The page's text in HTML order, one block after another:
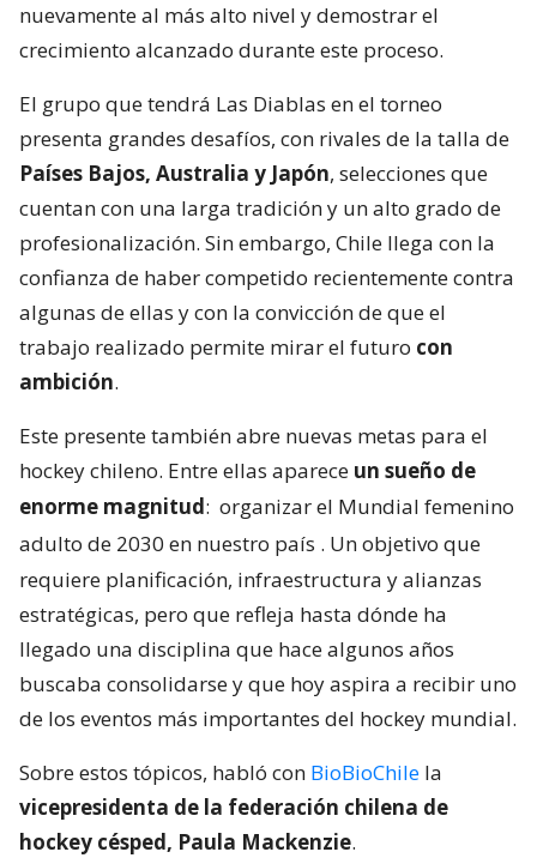
nuevamente al más alto nivel y demostrar el
crecimiento alcanzado durante este proceso.
El grupo que tendrá Las Diablas en el torneo
presenta grandes desafíos, con rivales de la talla de
Países Bajos, Australia y Japón, selecciones que
cuentan con una larga tradición y un alto grado de
profesionalización. Sin embargo, Chile llega con la
confianza de haber competido recientemente contra
algunas de ellas y con la convicción de que el
trabajo realizado permite mirar el futuro con
ambición.
Este presente también abre nuevas metas para el
hockey chileno. Entre ellas aparece un sueño de
enorme magnitud: organizar el Mundial femenino
adulto de 2030 en nuestro país . Un objetivo que
requiere planificación, infraestructura y alianzas
estratégicas, pero que refleja hasta dónde ha
llegado una disciplina que hace algunos años
buscaba consolidarse y que hoy aspira a recibir uno
de los eventos más importantes del hockey mundial.
Sobre estos tópicos, habló con BioBioChile la
vicepresidenta de la federación chilena de
hockey césped, Paula Mackenzie.